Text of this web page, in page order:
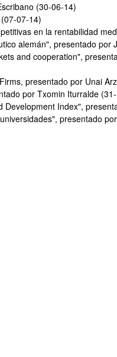
(30-06-14)
07-14)
en la rentabilidad
alemán", presentado por
and cooperation",
presentado por Unai
por Txomin Iturralde
Index",
presentado